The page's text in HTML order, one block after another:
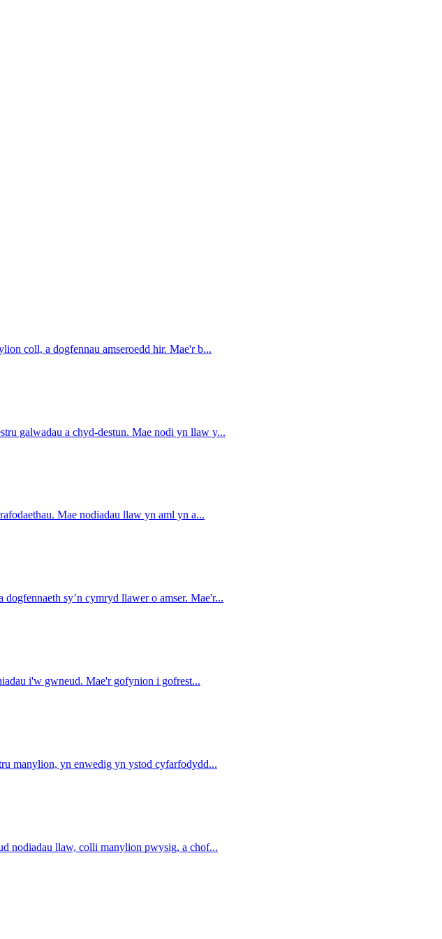
coll, a dogfennau amseroedd hir. Mae'r b...
galwadau a chyd-destun. Mae nodi yn llaw y...
Mae nodiadau llaw yn aml yn a...
sy’n cymryd llawer o amser. Mae'r...
i'w gwneud. Mae'r gofynion i gofrest...
manylion, yn enwedig yn ystod cyfarfodydd...
nodiadau llaw, colli manylion pwysig, a chof...